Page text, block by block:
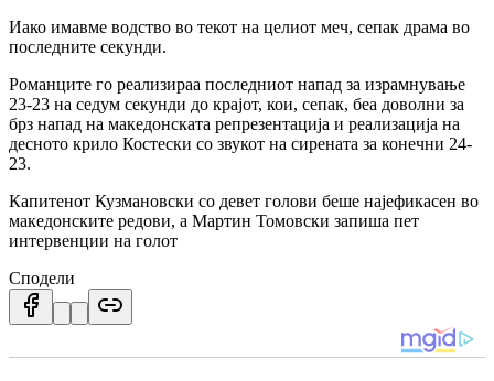
Иако имавме водство во текот на целиот меч, сепак драма во
последните секунди.
Романците го реализираа последниот напад за израмнување
23-23 на седум секунди до крајот, кои, сепак, беа доволни за
брз напад на македонската репрезентација и реализација на
десното крило Костески со звукот на сирената за конечни 24-
23.
Капитенот Кузмановски со девет голови беше најефикасен во
македонските редови, а Мартин Томовски запиша пет
интервенции на голот
Сподели